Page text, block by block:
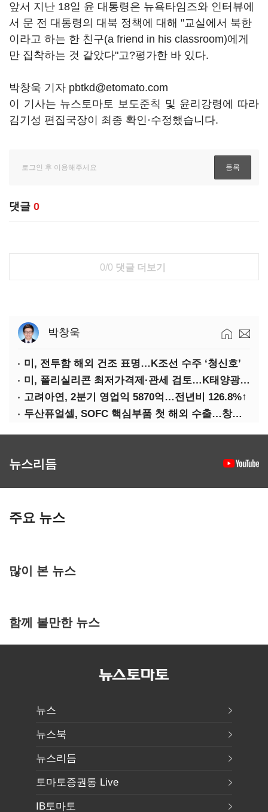
앞서 지난 18일 윤 대통령은 뉴욕타임즈와 인터뷰에
서 문 전 대통령의 대북 정책에 대해 "교실에서 북한
이라고 하는 한 친구(a friend in his classroom)에게
만 집착하는 것 같았다"고?평가한 바 있다.
박창욱 기자 pbtkd@etomato.com
이 기사는 뉴스토마토 보도준칙 및 윤리강령에 따라
김기성 편집국장이 최종 확인·수정했습니다.
댓글 0
0/0 댓글 더보기
박창욱
미, 전투함 해외 건조 표명…K조선 수주 ‘청신호’
미, 폴리실리콘 최저가격제·관세 검토…K태양광 입지 확대 기대
고려아연, 2분기 영업익 5870억…전년비 126.8%↑
두산퓨얼셀, SOFC 핵심부품 첫 해외 수출…창사 이래 최대 규모
뉴스리듬
주요 뉴스
많이 본 뉴스
함께 볼만한 뉴스
뉴스
뉴스북
뉴스리듬
토마토증권통 Live
IB토마토